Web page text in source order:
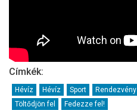
Címkék:
Hévíz Hévíz Sport Rendezvény
Töltődjön fel
Fedezze fel!